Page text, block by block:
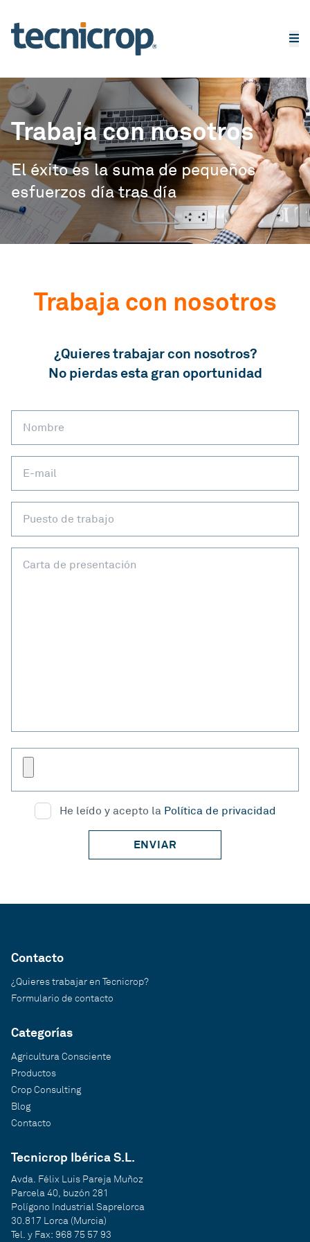
Trabaja con nosotros
El éxito es la suma de pequeños
esfuerzos día tras día
Trabaja con nosotros
¿Quieres trabajar con nosotros?
No pierdas esta gran oportunidad
He leído y acepto la Política de privacidad
ENVIAR
Contacto
¿Quieres trabajar en Tecnicrop?
Formulario de contacto
Categorías
Agricultura Consciente
Productos
Crop Consulting
Blog
Contacto
Tecnicrop Ibérica S.L.
Avda. Félix Luis Pareja Muñoz
Parcela 40, buzón 281
Polígono Industrial Saprelorca
30.817 Lorca (Murcia)
Tel. y Fax: 968 75 57 93